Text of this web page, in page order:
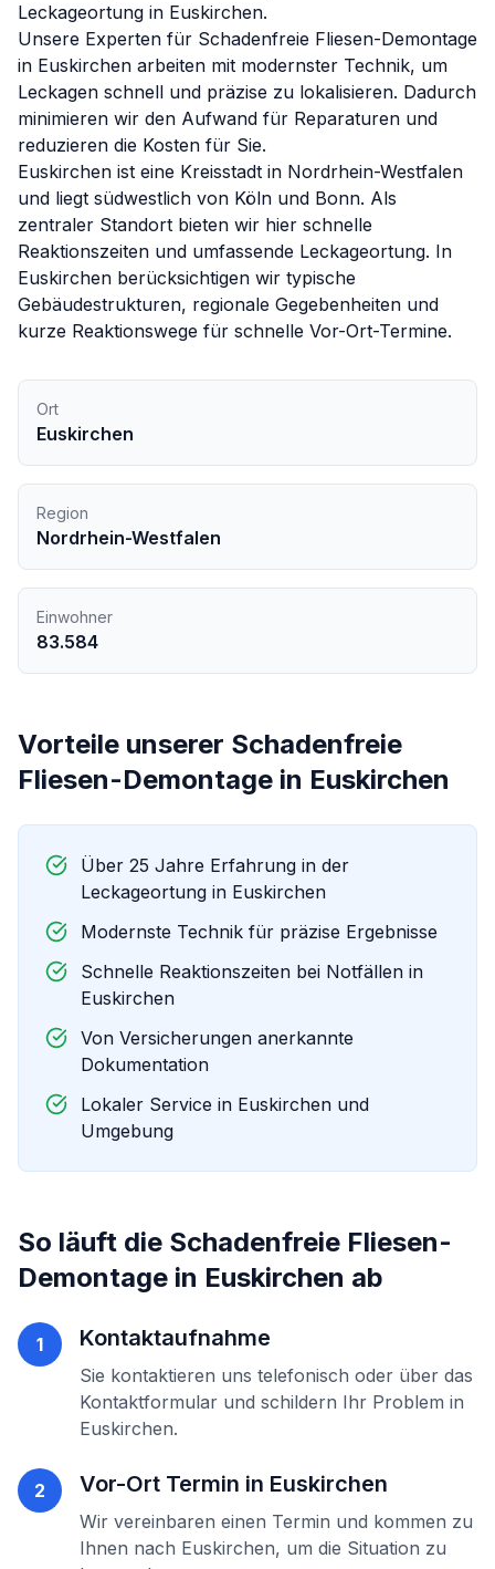
Leckageortung in Euskirchen.
Unsere Experten für Schadenfreie Fliesen-Demontage
in Euskirchen arbeiten mit modernster Technik, um
Leckagen schnell und präzise zu lokalisieren. Dadurch
minimieren wir den Aufwand für Reparaturen und
reduzieren die Kosten für Sie.
Euskirchen ist eine Kreisstadt in Nordrhein-Westfalen
und liegt südwestlich von Köln und Bonn. Als
zentraler Standort bieten wir hier schnelle
Reaktionszeiten und umfassende Leckageortung. In
Euskirchen berücksichtigen wir typische
Gebäudestrukturen, regionale Gegebenheiten und
kurze Reaktionswege für schnelle Vor-Ort-Termine.
Ort
Euskirchen
Region
Nordrhein-Westfalen
Einwohner
83.584
Vorteile unserer Schadenfreie
Fliesen-Demontage in Euskirchen
Über 25 Jahre Erfahrung in der
Leckageortung in Euskirchen
Modernste Technik für präzise Ergebnisse
Schnelle Reaktionszeiten bei Notfällen in
Euskirchen
Von Versicherungen anerkannte
Dokumentation
Lokaler Service in Euskirchen und
Umgebung
So läuft die Schadenfreie Fliesen-
Demontage in Euskirchen ab
1 Kontaktaufnahme
Sie kontaktieren uns telefonisch oder über das
Kontaktformular und schildern Ihr Problem in
Euskirchen.
2 Vor-Ort Termin in Euskirchen
Wir vereinbaren einen Termin und kommen zu
Ihnen nach Euskirchen, um die Situation zu